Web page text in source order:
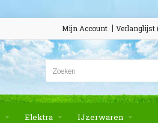
Mijn Account Verlanglijst
Elektra IJzerwaren